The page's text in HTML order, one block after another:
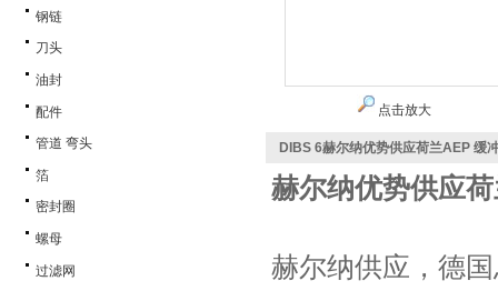
钢链
刀头
油封
配件
管道 弯头
箔
密封圈
螺母
过滤网
点击放大
DIBS 6赫尔纳优势供应荷兰AEP 缓
赫尔纳优势供应
赫尔纳供应，德